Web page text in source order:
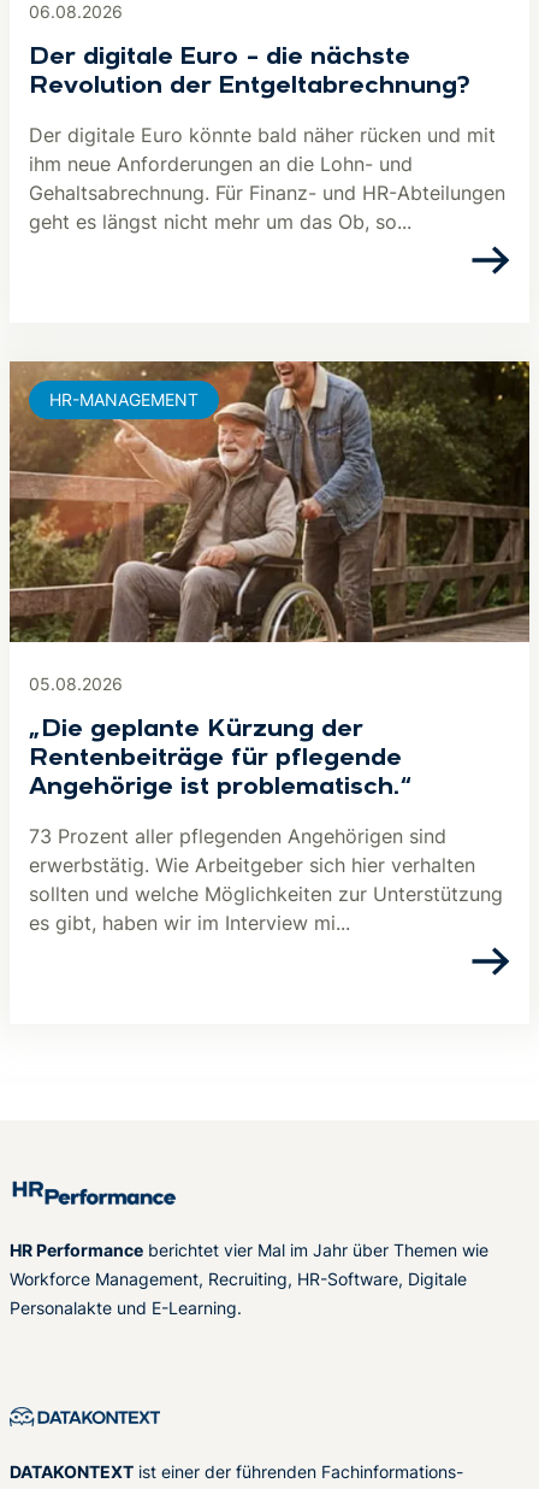
06.08.2026
Der digitale Euro – die nächste
Revolution der Entgeltabrechnung?
Der digitale Euro könnte bald näher rücken und mit
ihm neue Anforderungen an die Lohn- und
Gehaltsabrechnung. Für Finanz- und HR-Abteilungen
geht es längst nicht mehr um das Ob, so...
05.08.2026
„Die geplante Kürzung der
Rentenbeiträge für pflegende
Angehörige ist problematisch.“
73 Prozent aller pflegenden Angehörigen sind
erwerbstätig. Wie Arbeitgeber sich hier verhalten
sollten und welche Möglichkeiten zur Unterstützung
es gibt, haben wir im Interview mi...
HR-MANAGEMENT
HR Performance berichtet vier Mal im Jahr über Themen wie
Workforce Management, Recruiting, HR-Software, Digitale
Personalakte und E-Learning.
DATAKONTEXT ist einer der führenden Fachinformations-